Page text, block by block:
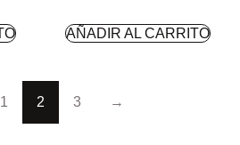
AÑADIR AL CARRITO
1 2 3 →